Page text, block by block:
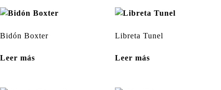
Bidón Boxter
Leer más
Libreta Tunel
Leer más